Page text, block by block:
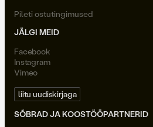
Pileti ostutingimused
JÄLGI MEID
Facebook
Instagram
Vimeo
liitu uudiskirjaga
SÕBRAD JA KOOSTÖÖPARTNERID